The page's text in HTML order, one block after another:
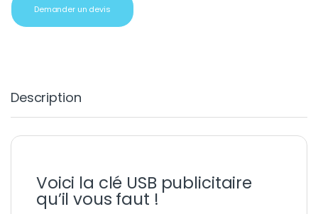
Demander un devis
Description
Voici la clé USB publicitaire
qu’il vous faut !